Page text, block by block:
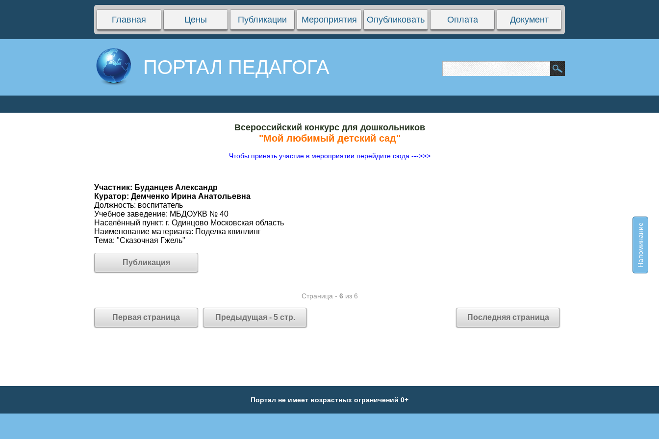
Главная Цены Публикации Мероприятия Опубликовать Оплата Документ
ПОРТАЛ ПЕДАГОГА
Напоминание
Всероссийский конкурс для дошкольников
"Мой любимый детский сад"
Чтобы принять участие в мероприятии перейдите сюда --->>>
Участник: Буданцев Александр
Куратор: Демченко Ирина Анатольевна
Должность: воспитатель
Учебное заведение: МБДОУКВ № 40
Населённый пункт: г. Одинцово Московская область
Наименование материала: Поделка квиллинг
Тема: "Сказочная Гжель"
Публикация
Страница - 6 из 6
Первая страница Последняя страница
Предыдущая - 5 стр.
Портал не имеет возрастных ограничений 0+